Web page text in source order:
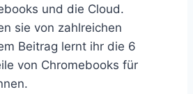
und die Cloud.
sie von zahlreichen
Beitrag lernt ihr die 6
von Chromebooks für